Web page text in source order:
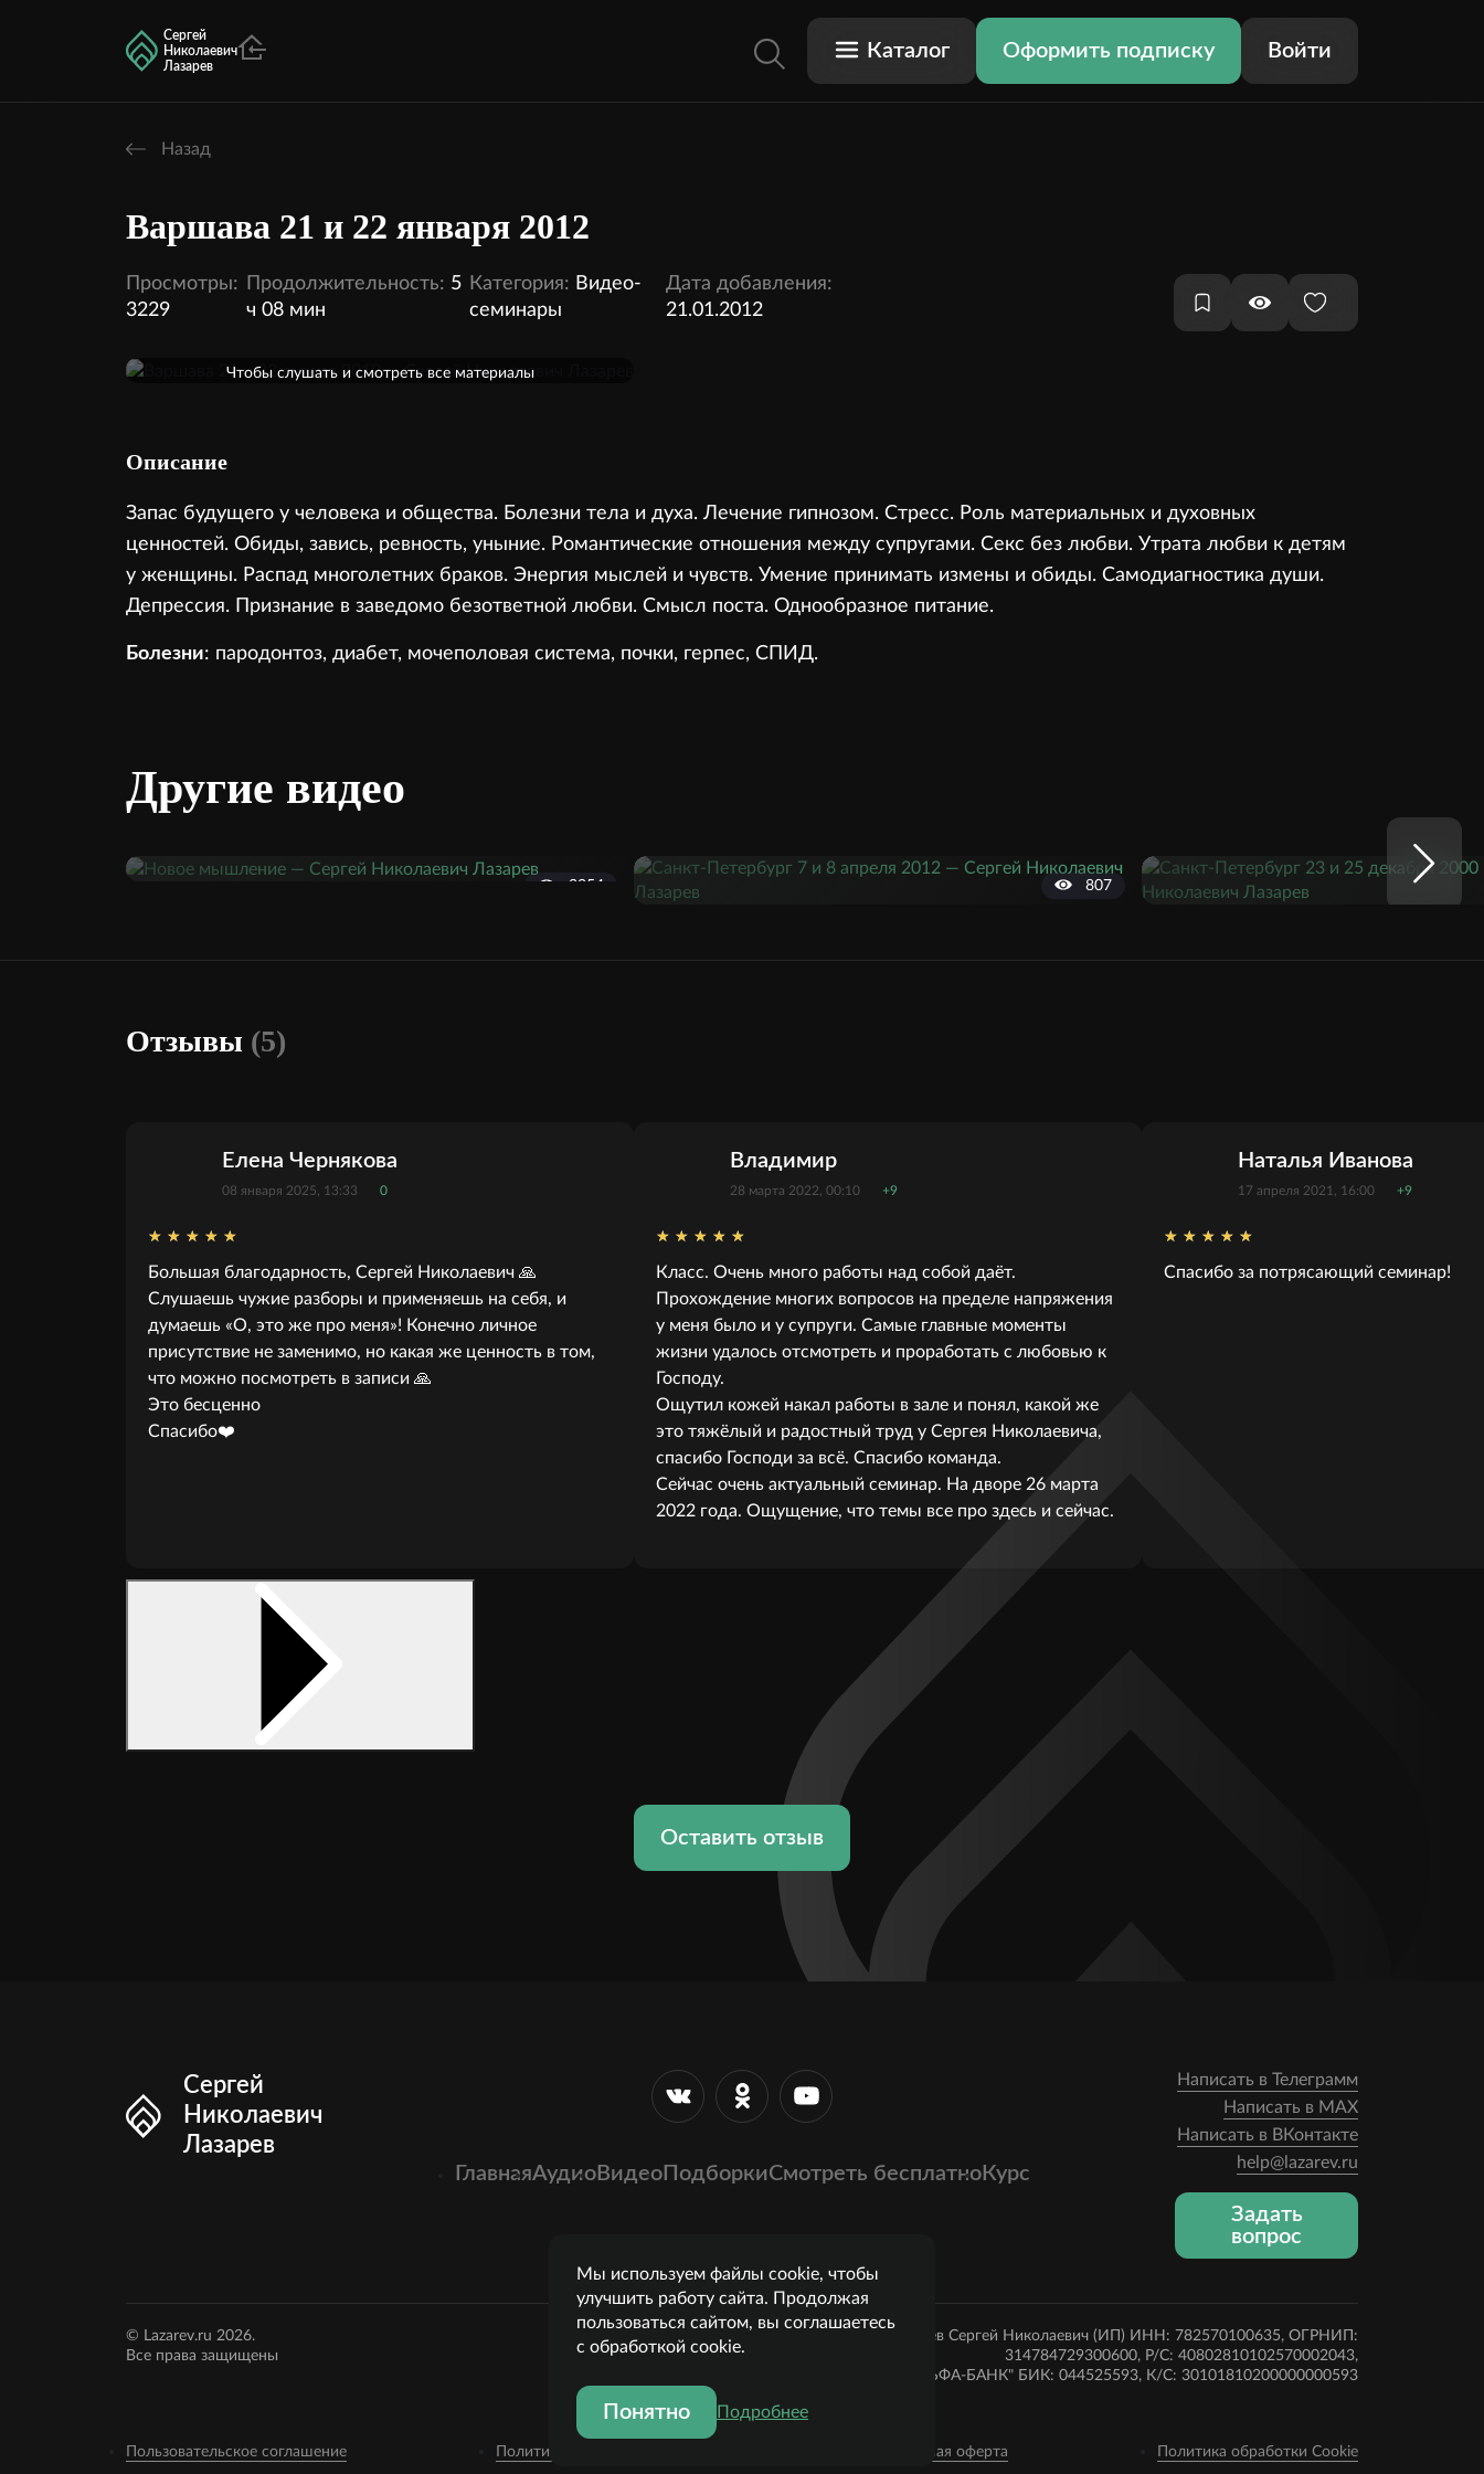
Сергей
Николаевич
Лазарев
Каталог Оформить подписку Войти
Назад
Варшава 21 и 22 января 2012
Просмотры:
3229
Продолжительность: 5
ч 08 мин
Категория: Видео-
семинары
Дата добавления:
21.01.2012
Оформить подписку
Чтобы слушать и смотреть все материалы
Описание
Запас будущего у человека и общества. Болезни тела и духа. Лечение гипнозом. Стресс. Роль материальных и духовных
ценностей. Обиды, завись, ревность, уныние. Романтические отношения между супругами. Секс без любви. Утрата любви к детям
у женщины. Распад многолетних браков. Энергия мыслей и чувств. Умение принимать измены и обиды. Самодиагностика души.
Депрессия. Признание в заведомо безответной любви. Смысл поста. Однообразное питание.
Болезни: пародонтоз, диабет, мочеполовая система, почки, герпес, СПИД.
Другие видео
2254 807
Отзывы (5)
Елена Чернякова
08 января 2025, 13:33 0
Большая благодарность, Сергей Николаевич 🙏
Слушаешь чужие разборы и применяешь на себя, и
думаешь «О, это же про меня»! Конечно личное
присутствие не заменимо, но какая же ценность в том,
что можно посмотреть в записи 🙏
Это бесценно
Спасибо❤️
Владимир
28 марта 2022, 00:10 +9
Класс. Очень много работы над собой даёт.
Прохождение многих вопросов на пределе напряжения
у меня было и у супруги. Самые главные моменты
жизни удалось отсмотреть и проработать с любовью к
Господу.
Ощутил кожей накал работы в зале и понял, какой же
это тяжёлый и радостный труд у Сергея Николаевича,
спасибо Господи за всё. Спасибо команда.
Сейчас очень актуальный семинар. На дворе 26 марта
2022 года. Ощущение, что темы все про здесь и сейчас.
Наталья Иванова
17 апреля 2021, 16:00 +9
Спасибо за потрясающий семинар!
Оставить отзыв
Сергей
Николаевич
Лазарев
ГлавнаяАудиоВидеоПодборкиСмотреть бесплатноКурс
Написать в Телеграмм
Написать в MAX
Написать в ВКонтакте
help@lazarev.ru
Задать
вопрос
© Lazarev.ru 2026.
Все права защищены
Лазарев Сергей Николаевич (ИП) ИНН: 782570100635, ОГРНИП:
314784729300600, Р/С: 40802810102570002043,
Банк: ОАО "АЛЬФА-БАНК" БИК: 044525593, К/С: 30101810200000000593
Пользовательское соглашение Политика конфиденциальности Публичная оферта Политика обработки Cookie
Мы используем файлы cookie, чтобы
улучшить работу сайта. Продолжая
пользоваться сайтом, вы соглашаетесь
с обработкой cookie.
Понятно Подробнее